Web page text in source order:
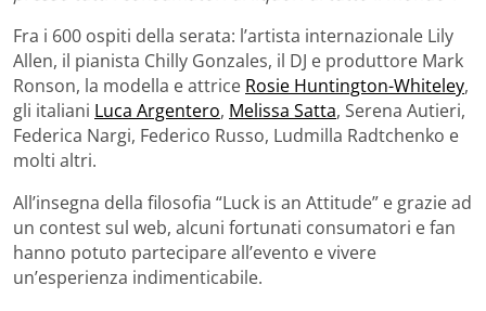
Fra i 600 ospiti della serata: l’artista internazionale Lily
Allen, il pianista Chilly Gonzales, il DJ e produttore Mark
Ronson, la modella e attrice Rosie Huntington-Whiteley,
gli italiani Luca Argentero, Melissa Satta, Serena Autieri,
Federica Nargi, Federico Russo, Ludmilla Radtchenko e
molti altri.
All’insegna della filosofia “Luck is an Attitude” e grazie ad
un contest sul web, alcuni fortunati consumatori e fan
hanno potuto partecipare all’evento e vivere
un’esperienza indimenticabile.